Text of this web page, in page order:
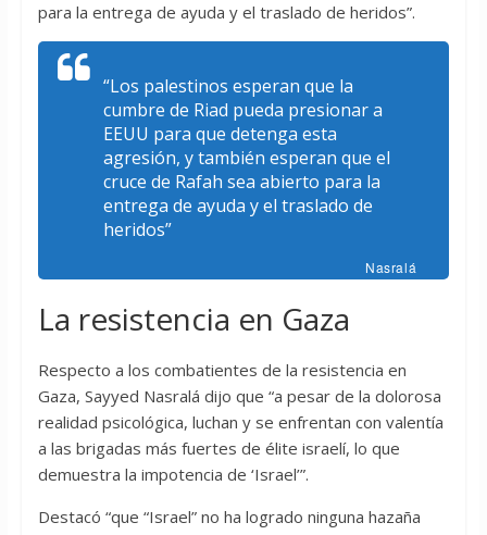
para la entrega de ayuda y el traslado de heridos”.
“Los palestinos esperan que la
cumbre de Riad pueda presionar a
EEUU para que detenga esta
agresión, y también esperan que el
cruce de Rafah sea abierto para la
entrega de ayuda y el traslado de
heridos”
Nasralá
La resistencia en Gaza
Respecto a los combatientes de la resistencia en
Gaza, Sayyed Nasralá dijo que “a pesar de la dolorosa
realidad psicológica, luchan y se enfrentan con valentía
a las brigadas más fuertes de élite israelí, lo que
demuestra la impotencia de ‘Israel’”.
Destacó “que “Israel” no ha logrado ninguna hazaña